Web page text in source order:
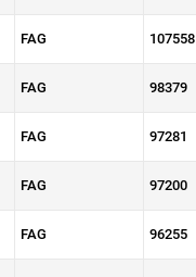
FAG 107558
FAG 98379
FAG 97281
FAG 97200
FAG 96255